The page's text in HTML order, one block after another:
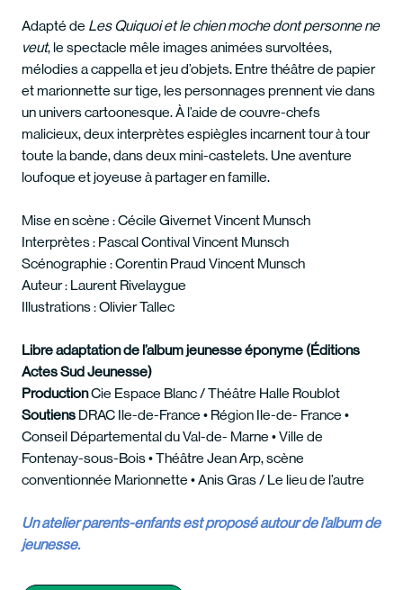
Adapté de Les Quiquoi et le chien moche dont personne ne
veut, le spectacle mêle images animées survoltées,
mélodies a cappella et jeu d’objets. Entre théâtre de papier
et marionnette sur tige, les personnages prennent vie dans
un univers cartoonesque. À l’aide de couvre-chefs
malicieux, deux interprètes espiègles incarnent tour à tour
toute la bande, dans deux mini-castelets. Une aventure
loufoque et joyeuse à partager en famille.
Mise en scène : Cécile Givernet Vincent Munsch
Interprètes : Pascal Contival Vincent Munsch
Scénographie : Corentin Praud Vincent Munsch
Auteur : Laurent Rivelaygue
Illustrations : Olivier Tallec
Libre adaptation de l’album jeunesse éponyme (Éditions
Actes Sud Jeunesse)
ProductionCie Espace Blanc / Théâtre Halle Roublot
Soutiens DRAC Ile-de-France • Région Ile-de- France •
Conseil Départemental du Val-de- Marne • Ville de
Fontenay-sous-Bois • Théâtre Jean Arp, scène
conventionnée Marionnette • Anis Gras / Le lieu de l’autre
Un atelier parents-enfants est proposé autour de l’album de
jeunesse.